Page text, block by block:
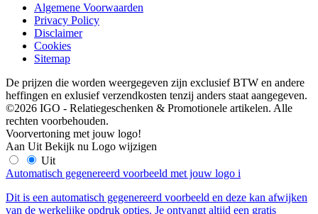
Algemene Voorwaarden
Privacy Policy
Disclaimer
Cookies
Sitemap
De prijzen die worden weergegeven zijn exclusief BTW en andere
heffingen en exlusief verzendkosten tenzij anders staat aangegeven.
©2026 IGO - Relatiegeschenken & Promotionele artikelen. Alle
rechten voorbehouden.
Voorvertoning met jouw logo!
Aan Uit Bekijk nu Logo wijzigen
Uit
Automatisch gegenereerd voorbeeld met jouw logo i
Dit is een automatisch gegenereerd voorbeeld en deze kan afwijken
van de werkelijke opdruk opties. Je ontvangt altijd een gratis